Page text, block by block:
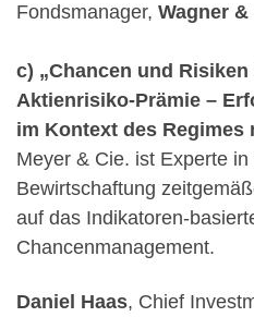
Fondsmanager, Wagner
c) „Chancen und
Aktienrisiko-Prämie –
im Kontext des Regimes
Meyer & Cie. ist Experte
Bewirtschaftung
auf das Indikatoren-
Chancenmanagement.
Daniel Haas, Chief